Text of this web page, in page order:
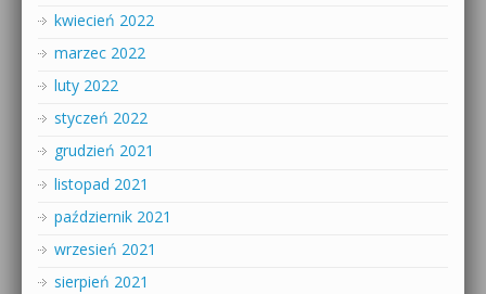
kwiecień 2022
marzec 2022
luty 2022
styczeń 2022
grudzień 2021
listopad 2021
październik 2021
wrzesień 2021
sierpień 2021